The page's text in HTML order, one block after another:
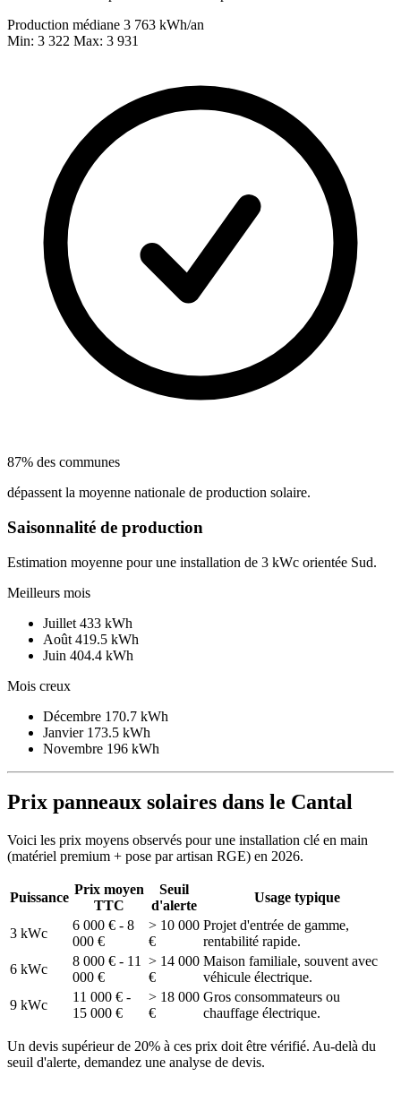
Production médiane 3 763 kWh/an
Min: 3 322 Max: 3 931
87% des communes
dépassent la moyenne nationale de production solaire.
Saisonnalité de production
Estimation moyenne pour une installation de 3 kWc orientée Sud.
Meilleurs mois
Juillet 433 kWh
Août 419.5 kWh
Juin 404.4 kWh
Mois creux
Décembre 170.7 kWh
Janvier 173.5 kWh
Novembre 196 kWh
Prix panneaux solaires dans le Cantal
Voici les prix moyens observés pour une installation clé en main
(matériel premium + pose par artisan RGE) en 2026.
Puissance
Prix moyen
TTC
Seuil
d'alerte
Usage typique
3 kWc
6 000 € - 8
000 €
> 10 000
€
Projet d'entrée de gamme,
rentabilité rapide.
6 kWc
8 000 € - 11
000 €
> 14 000
€
Maison familiale, souvent avec
véhicule électrique.
9 kWc
11 000 € -
15 000 €
> 18 000
€
Gros consommateurs ou
chauffage électrique.
Un devis supérieur de 20% à ces prix doit être vérifié. Au-delà du
seuil d'alerte, demandez une analyse de devis.